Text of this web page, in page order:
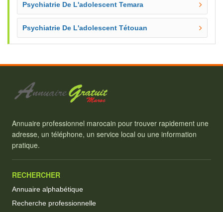
Psychiatrie De L'adolescent Temara
Psychiatrie De L'adolescent Tétouan
Annuaire professionnel marocain pour trouver rapidement une
adresse, un téléphone, un service local ou une information
pratique.
RECHERCHER
Annuaire alphabétique
Recherche professionnelle